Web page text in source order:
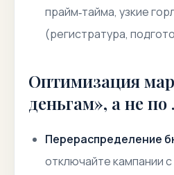
прайм‑тайма, узкие
(регистратура,
Оптимизация
деньгам», а не
Перераспределение
отключайте кампании с